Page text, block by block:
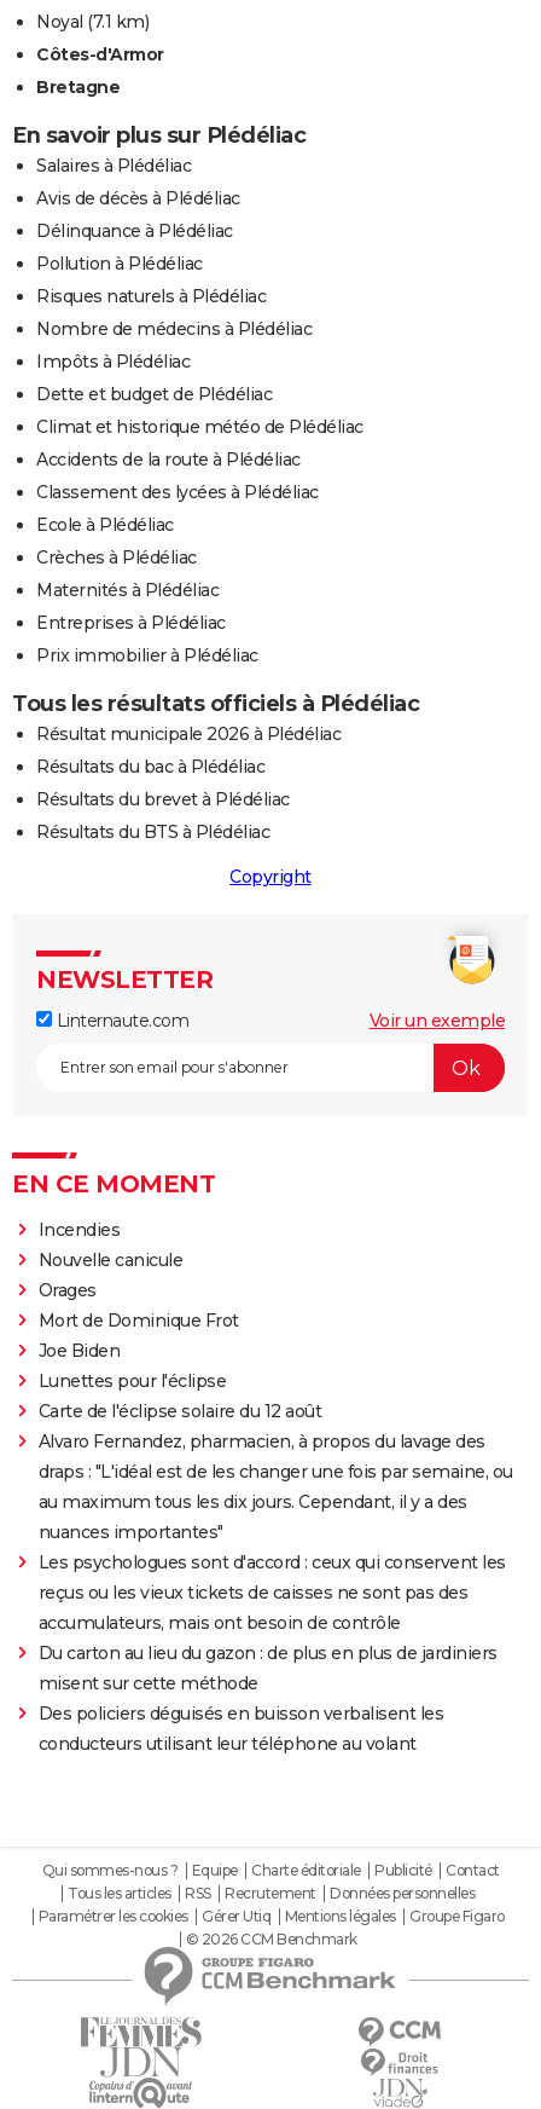
Noyal (7.1 km)
Côtes-d'Armor
Bretagne
En savoir plus sur Plédéliac
Salaires à Plédéliac
Avis de décès à Plédéliac
Délinquance à Plédéliac
Pollution à Plédéliac
Risques naturels à Plédéliac
Nombre de médecins à Plédéliac
Impôts à Plédéliac
Dette et budget de Plédéliac
Climat et historique météo de Plédéliac
Accidents de la route à Plédéliac
Classement des lycées à Plédéliac
Ecole à Plédéliac
Crèches à Plédéliac
Maternités à Plédéliac
Entreprises à Plédéliac
Prix immobilier à Plédéliac
Tous les résultats officiels à Plédéliac
Résultat municipale 2026 à Plédéliac
Résultats du bac à Plédéliac
Résultats du brevet à Plédéliac
Résultats du BTS à Plédéliac
Copyright
NEWSLETTER
Linternaute.com Voir un exemple
EN CE MOMENT
Incendies
Nouvelle canicule
Orages
Mort de Dominique Frot
Joe Biden
Lunettes pour l'éclipse
Carte de l'éclipse solaire du 12 août
Alvaro Fernandez, pharmacien, à propos du lavage des
draps : "L'idéal est de les changer une fois par semaine, ou
au maximum tous les dix jours. Cependant, il y a des
nuances importantes"
Les psychologues sont d'accord : ceux qui conservent les
reçus ou les vieux tickets de caisses ne sont pas des
accumulateurs, mais ont besoin de contrôle
Du carton au lieu du gazon : de plus en plus de jardiniers
misent sur cette méthode
Des policiers déguisés en buisson verbalisent les
conducteurs utilisant leur téléphone au volant
Qui sommes-nous ? Equipe Charte éditoriale Publicité
Contact
Tous les articles
RSS Recrutement
Données personnelles
Paramétrer les cookies
Gérer Utiq Mentions légales
Groupe Figaro
© 2026 CCM Benchmark